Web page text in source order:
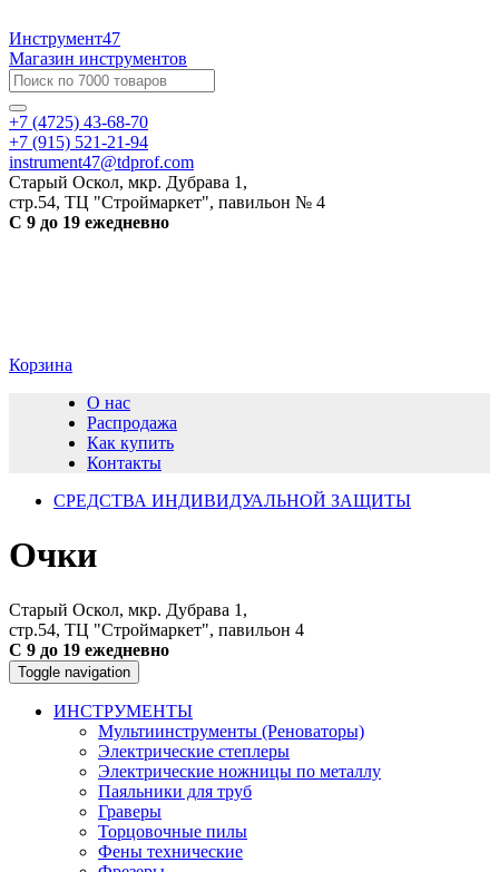
Инструмент47
Магазин инструментов
+7 (4725) 43-68-70
+7 (915) 521-21-94
instrument47@tdprof.com
Старый Оскол, мкр. Дубрава 1,
стр.54, ТЦ "Строймаркет", павильон № 4
С 9 до 19 ежедневно
Корзина
О нас
Распродажа
Как купить
Контакты
СРЕДСТВА ИНДИВИДУАЛЬНОЙ ЗАЩИТЫ
Очки
Старый Оскол, мкр. Дубрава 1,
стр.54, ТЦ "Строймаркет", павильон 4
С 9 до 19 ежедневно
Toggle navigation
ИНСТРУМЕНТЫ
Мультиинструменты (Реноваторы)
Электрические степлеры
Электрические ножницы по металлу
Паяльники для труб
Граверы
Торцовочные пилы
Фены технические